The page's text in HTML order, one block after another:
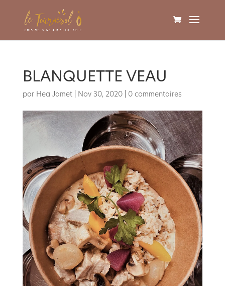
BLANQUETTE VEAU
par Hea Jamet| Nov 30, 2020| 0 commentaires